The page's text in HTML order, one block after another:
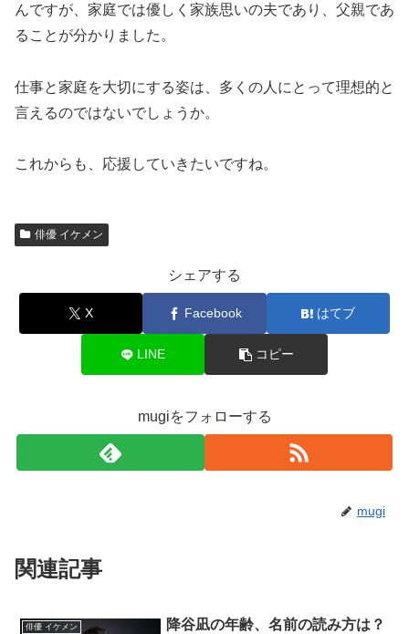
んですが、家庭では優しく家族思いの夫であり、父親であ
ることが分かりました。
仕事と家庭を大切にする姿は、多くの人にとって理想的と
言えるのではないでしょうか。
これからも、応援していきたいですね。
俳優 イケメン
シェアする
X Facebook はてブ
LINE コピー
mugiをフォローする
mugi
関連記事
俳優 イケメン
降谷凪の年齢、名前の読み方は？